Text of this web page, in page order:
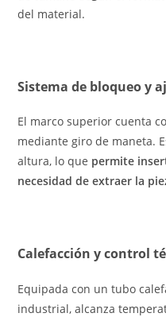
del material.
Sistema de bloqueo y
El marco superior cuenta
mediante giro de maneta.
altura, lo que permite
necesidad de extraer la
Calefacción y control
Equipada con un tubo
industrial, alcanza